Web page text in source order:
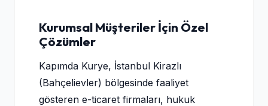
Kurumsal Müşteriler İçin Özel
Çözümler
Kapımda Kurye, İstanbul Kirazlı
(Bahçelievler) bölgesinde faaliyet
gösteren e-ticaret firmaları, hukuk